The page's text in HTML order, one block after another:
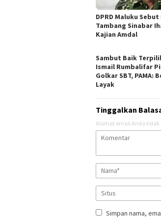
DPRD Maluku
Tambang Sinabar
Kajian Amdal
Sambut Baik
Ismail Rumbalifar
Golkar SBT, PAMA:
Layak
Tinggalkan
Alamat email Anda
Simpan nama,